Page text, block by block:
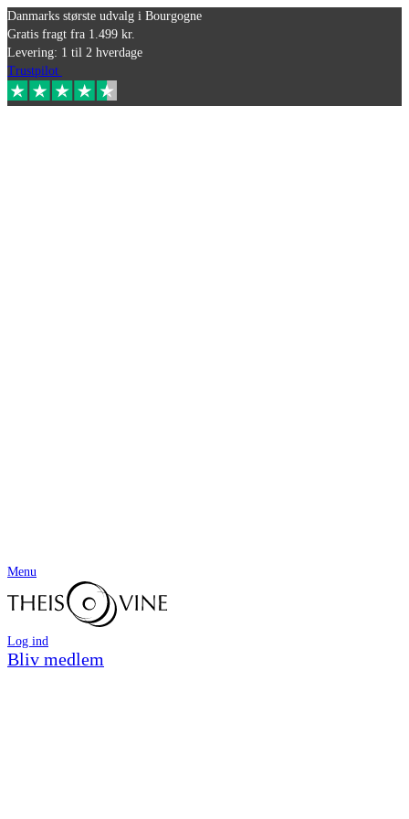
Danmarks største udvalg i Bourgogne
Gratis fragt fra 1.499 kr.
Levering: 1 til 2 hverdage
Trustpilot
Menu
Log ind
Bliv medlem